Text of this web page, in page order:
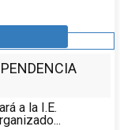
a la I.E.